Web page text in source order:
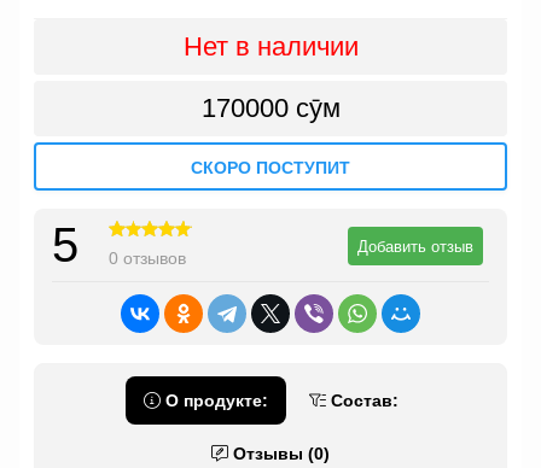
Нет в наличии
170000 сӯм
СКОРО ПОСТУПИТ
5 0 отзывов
Добавить отзыв
О продукте: Состав:
Отзывы (0)